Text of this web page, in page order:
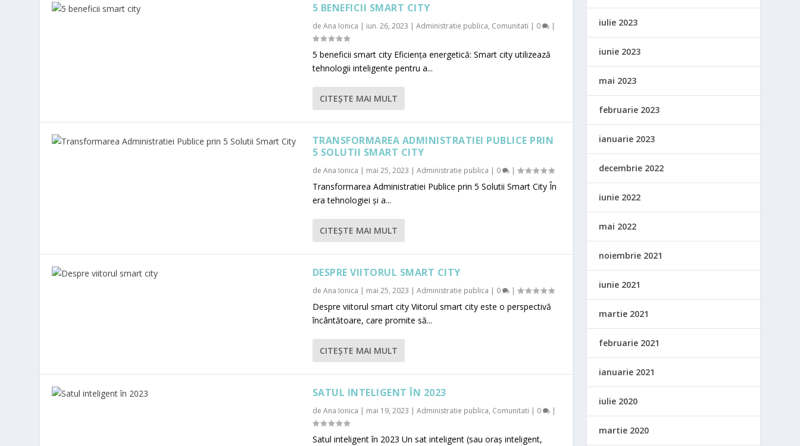
5 BENEFICII SMART CITY
de Ana Ionica | iun. 26, 2023 | Administratie publica, Comunitati | 0 |
5 beneficii smart city Eficiența energetică: Smart city utilizează
tehnologii inteligente pentru a...
CITEŞTE MAI MULT
TRANSFORMAREA ADMINISTRATIEI PUBLICE PRIN
5 SOLUTII SMART CITY
de Ana Ionica | mai 25, 2023 | Administratie publica | 0 |
Transformarea Administratiei Publice prin 5 Solutii Smart City În
era tehnologiei și a...
CITEŞTE MAI MULT
DESPRE VIITORUL SMART CITY
de Ana Ionica | mai 25, 2023 | Administratie publica | 0 |
Despre viitorul smart city Viitorul smart city este o perspectivă
încântătoare, care promite să...
CITEŞTE MAI MULT
SATUL INTELIGENT ÎN 2023
de Ana Ionica | mai 19, 2023 | Administratie publica, Comunitati | 0 |
Satul inteligent în 2023 Un sat inteligent (sau oraș inteligent,
iulie 2023
iunie 2023
mai 2023
februarie 2023
ianuarie 2023
decembrie 2022
iunie 2022
mai 2022
noiembrie 2021
iunie 2021
martie 2021
februarie 2021
ianuarie 2021
iulie 2020
martie 2020